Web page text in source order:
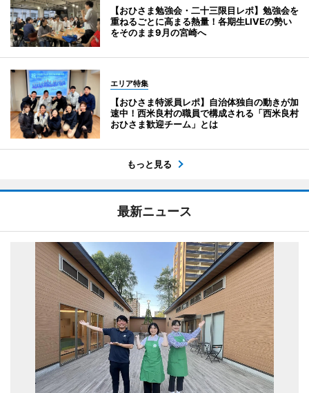
【おひさま勉強会・二十三限目レポ】勉強会を
重ねるごとに高まる熱量！各期生LIVEの勢い
をそのまま9月の宮崎へ
エリア特集
【おひさま特派員レポ】自治体独自の動きが加
速中！西米良村の職員で構成される「西米良村
おひさま歓迎チーム」とは
もっと見る
最新ニュース